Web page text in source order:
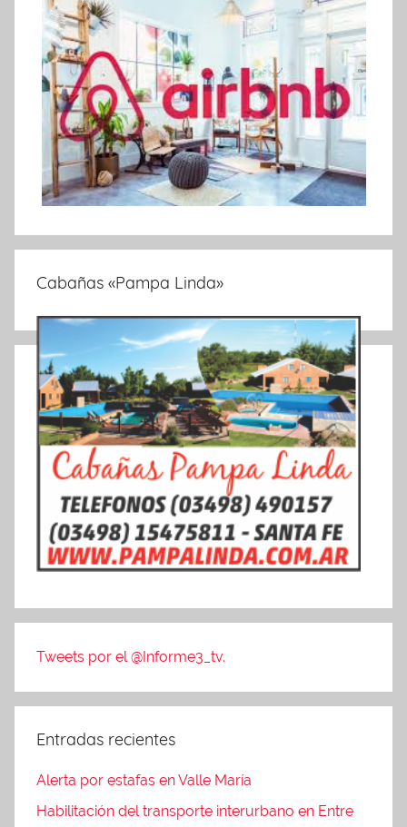
Cabañas «Pampa Linda»
Tweets por el @Informe3_tv.
Entradas recientes
Alerta por estafas en Valle María
Habilitación del transporte interurbano en Entre